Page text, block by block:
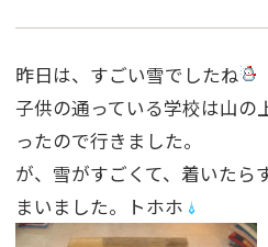
昨日は、すごい雪でしたね
子供の通っている学校は山の
ったので行きました。
が、雪がすごくて、着いたら
まいました。トホホ